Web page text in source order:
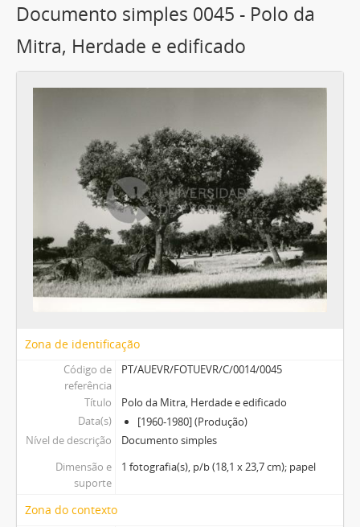
Documento simples 0045 - Polo da
Mitra, Herdade e edificado
Zona de identificação
Código de
referência
PT/AUEVR/FOTUEVR/C/0014/0045
Título
Polo da Mitra, Herdade e edificado
Data(s)
[1960-1980] (Produção)
Nível de descrição
Documento simples
Dimensão e
suporte
1 fotografia(s), p/b (18,1 x 23,7 cm); papel
Zona do contexto